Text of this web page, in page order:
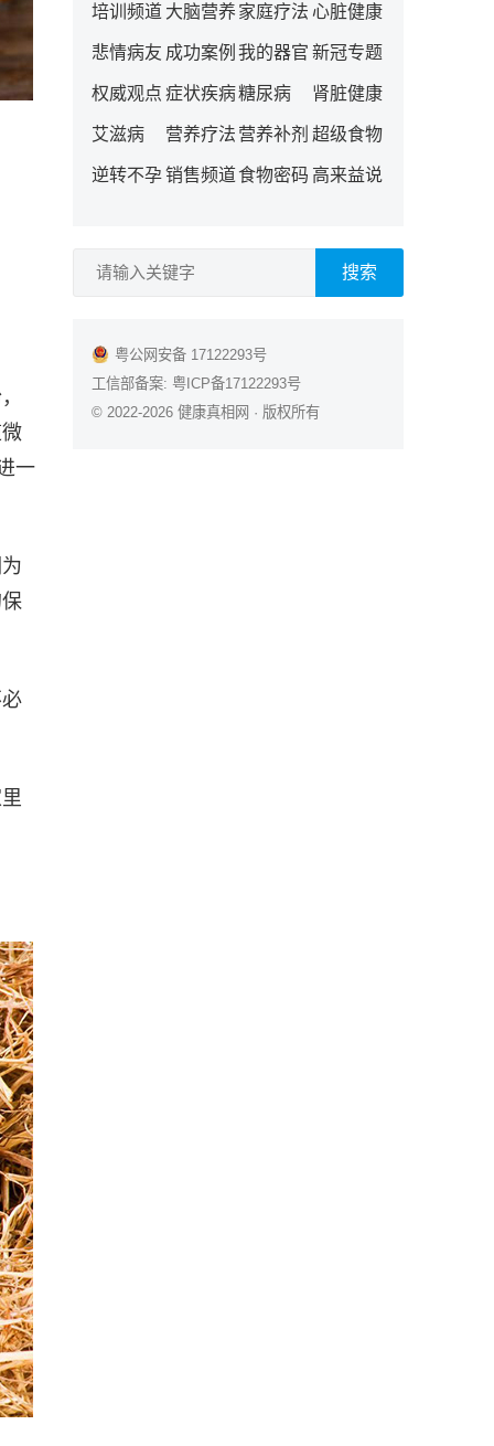
一
培训频道 大脑营养 家庭疗法 心脏健康
悲情病友 成功案例 我的器官 新冠专题
权威观点 症状疾病糖尿病 肾脏健康
艾滋病 营养疗法 营养补剂 超级食物
逆转不孕销售频道食物密码 高来益说
搜索
粤公网安备 17122293号
工信部备案: 粤ICP备17122293号
© 2022-2026 健康真相网 · 版权所有